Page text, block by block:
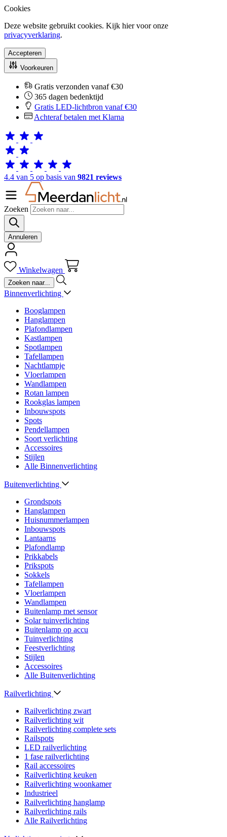
Cookies
Deze website gebruikt cookies. Kijk hier voor onze
privacyverklaring.
Accepteren
Voorkeuren
Gratis verzonden vanaf €30
365 dagen bedenktijd
Gratis LED-lichtbron vanaf €30
Achteraf betalen met Klarna
4.4 van 5 op basis van 9821 reviews
Zoeken
Annuleren
Winkelwagen
Binnenverlichting
Booglampen
Hanglampen
Plafondlampen
Kastlampen
Spotlampen
Tafellampen
Nachtlampje
Vloerlampen
Wandlampen
Rotan lampen
Rookglas lampen
Inbouwspots
Spots
Pendellampen
Soort verlichting
Accessoires
Stijlen
Alle Binnenverlichting
Buitenverlichting
Grondspots
Hanglampen
Huisnummerlampen
Inbouwspots
Lantaarns
Plafondlamp
Prikkabels
Prikspots
Sokkels
Tafellampen
Vloerlampen
Wandlampen
Buitenlamp met sensor
Solar tuinverlichting
Buitenlamp op accu
Tuinverlichting
Feestverlichting
Stijlen
Accessoires
Alle Buitenverlichting
Railverlichting
Railverlichting zwart
Railverlichting wit
Railverlichting complete sets
Railspots
LED railverlichting
1 fase railverlichting
Rail accessoires
Railverlichting keuken
Railverlichting woonkamer
Industrieel
Railverlichting hanglamp
Railverlichting rails
Alle Railverlichting